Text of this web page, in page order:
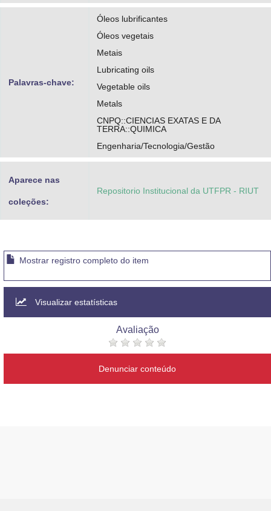
https://orcid.org/0000-0003-3537-9519
Bittencourt, Paulo Rodrigo Stival
https://orcid.org/0000-0001-8740-1672
http://lattes.cnpq.br/5404437676153162
Palavras-chave:
Óleos lubrificantes
Óleos vegetais
Metais
Lubricating oils
Vegetable oils
Metals
CNPQ::CIENCIAS EXATAS E DA
TERRA::QUIMICA
Engenharia/Tecnologia/Gestão
Aparece nas
coleções:
Repositorio Institucional da UTFPR - RIUT
Mostrar registro completo do item
Visualizar estatísticas
Avaliação
Denunciar conteúdo